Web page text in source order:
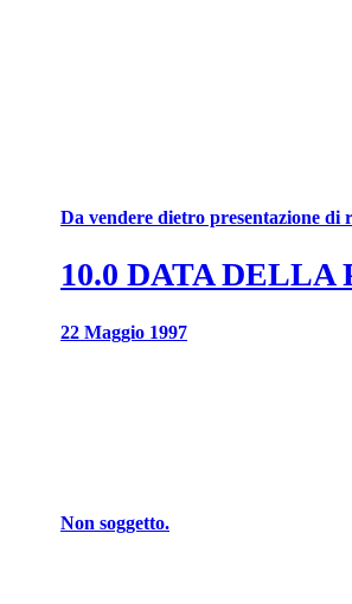
Da vendere dietro presentazione di
10.0 DATA
22 Maggio 1997
Non soggetto.